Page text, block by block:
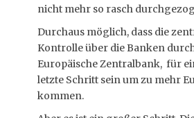
nicht mehr so rasch
Durchaus möglich, dass die
Kontrolle über die Banken
Europäische Zentralbank, für
letzte Schritt sein um zu mehr
kommen.